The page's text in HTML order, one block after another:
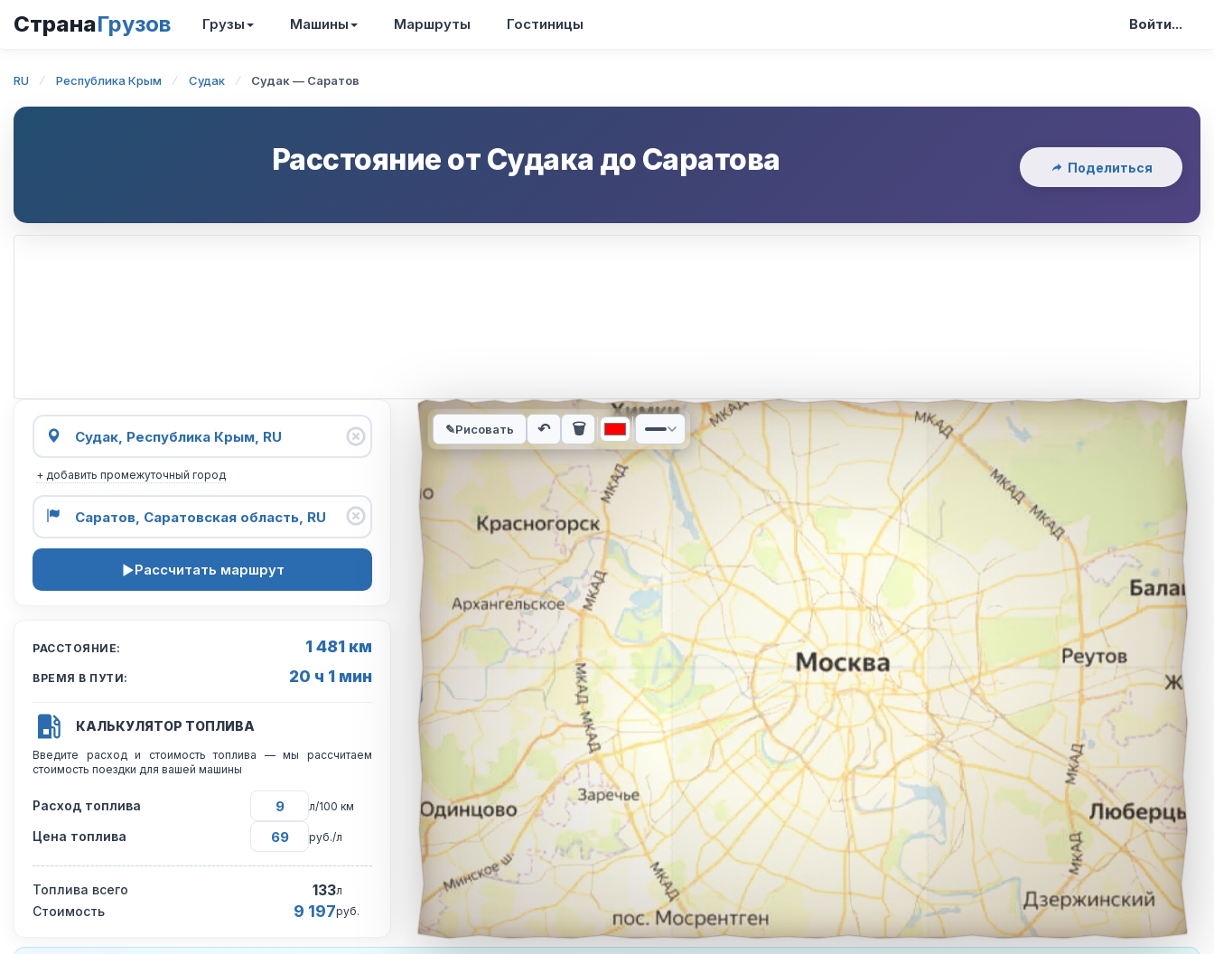
СтранаГрузов Грузы Машины Маршруты Гостиницы Войти...
RU Республика Крым Судак Судак — Саратов
Расстояние от Судака до Саратова Поделиться
+ добавить промежуточный город
Рассчитать маршрут
РАССТОЯНИЕ: 1 481 км
ВРЕМЯ В ПУТИ: 20 ч 1 мин
КАЛЬКУЛЯТОР ТОПЛИВА
Введите расход и стоимость топлива — мы рассчитаем
стоимость поездки для вашей машины
Расход топлива л/100 км
Цена топлива руб./л
Топлива всего 133л
Стоимость 9 197руб.
Интерактивная карта автомобильного маршрута из города Судак в город Саратов.
✎Рисовать ↶ 🗑